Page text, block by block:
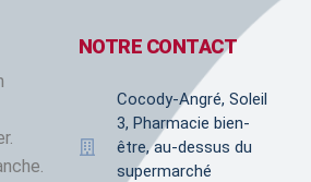
NOTRE CONTACT
Cocody-Angré, Soleil
3, Pharmacie bien-
être, au-dessus du
supermarché